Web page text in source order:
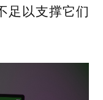
足以支撑它们